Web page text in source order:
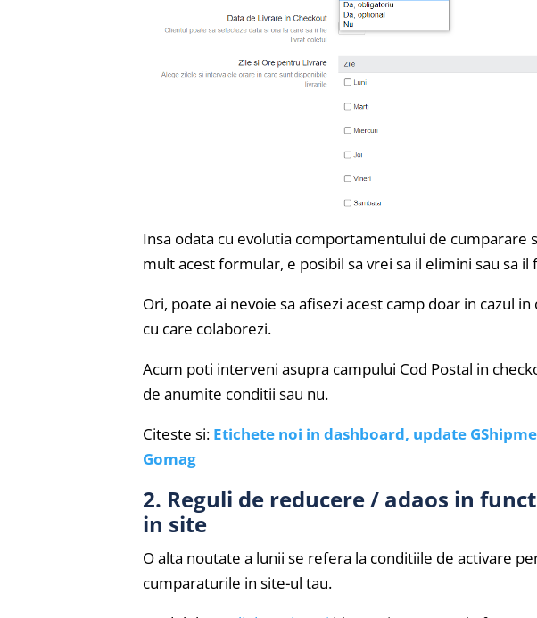
Insa odata cu evolutia comportamentului de cumparare
mult acest formular, e posibil sa vrei sa il elimini sau sa il
Ori, poate ai nevoie sa afisezi acest camp doar in cazul
cu care colaborezi.
Acum poti interveni asupra campului Cod Postal in
de anumite conditii sau nu.
Citeste si: Etichete noi in dashboard, update
Gomag
2. Reguli de reducere / adaos in
in site
O alta noutate a lunii se refera la conditiile de activare
cumparaturile in site-ul tau.